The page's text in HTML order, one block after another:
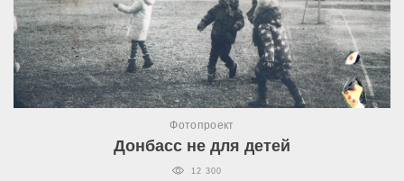
Фотопроект
Донбасс не для детей
12 300